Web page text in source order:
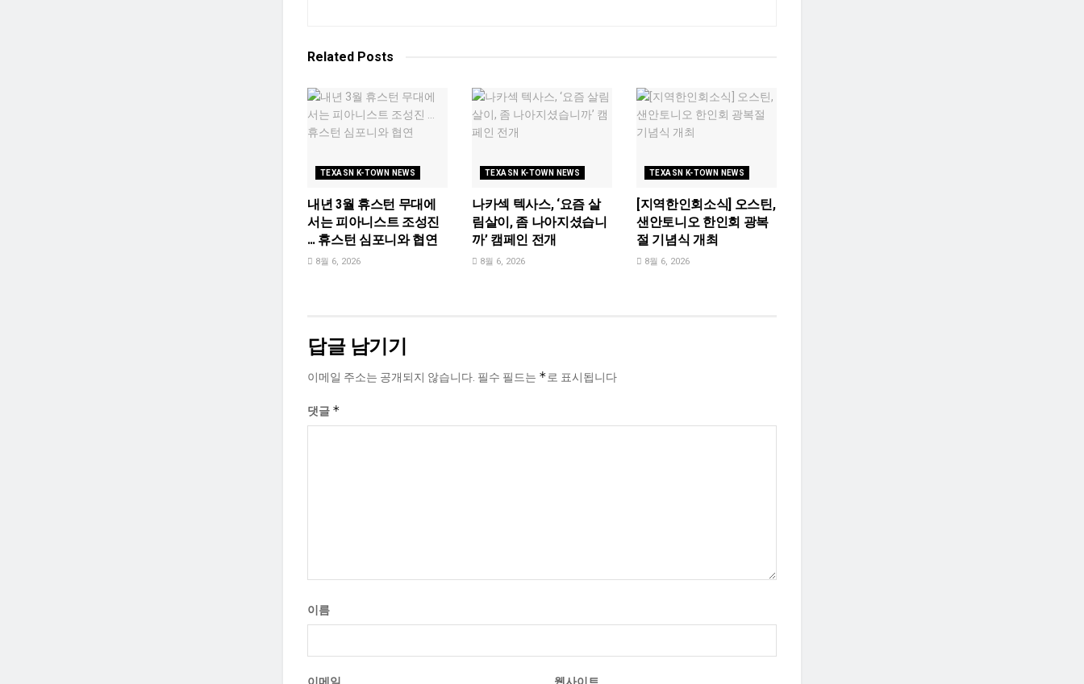
Related Posts
TEXASN K-TOWN NEWS
내년 3월 휴스턴 무대에
서는 피아니스트 조성진
… 휴스턴 심포니와 협연
8월 6, 2026
TEXASN K-TOWN NEWS
나카섹 텍사스, ‘요즘 살
림살이, 좀 나아지셨습니
까’ 캠페인 전개
8월 6, 2026
TEXASN K-TOWN NEWS
[지역한인회소식] 오스틴,
샌안토니오 한인회 광복
절 기념식 개최
8월 6, 2026
답글 남기기
이메일 주소는 공개되지 않습니다. 필수 필드는 *로 표시됩니다
댓글 *
이름